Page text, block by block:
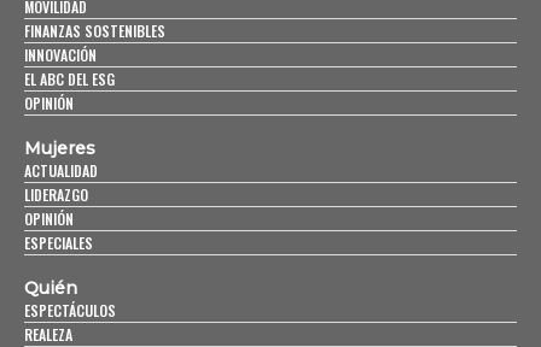
MOVILIDAD
FINANZAS SOSTENIBLES
INNOVACIÓN
EL ABC DEL ESG
OPINIÓN
Mujeres
ACTUALIDAD
LIDERAZGO
OPINIÓN
ESPECIALES
Quién
ESPECTÁCULOS
REALEZA